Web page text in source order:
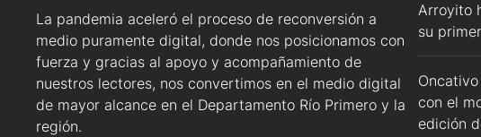
La pandemia aceleró el proceso de reconversión a
medio puramente digital, donde nos posicionamos con
fuerza y gracias al apoyo y acompañamiento de
nuestros lectores, nos convertimos en el medio digital
de mayor alcance en el Departamento Río Primero y la
región.
Arroyito
su
con el
edición